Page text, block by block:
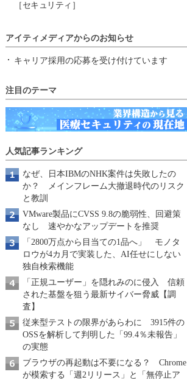
［セキュリティ］
アイティメディアからのお知らせ
キャリア採用の応募を受け付けています
注目のテーマ
人気記事ランキング
なぜ、日本IBMのNHK案件は失敗したの
か？ メインフレーム大撤退時代のリスク
と教訓
VMware製品にCVSS 9.8の脆弱性、回避策
なし 速やかなアップデートを推奨
「2800万点から目当ての1品へ」 モノタ
ロウが4カ月で実装した、AI任せにしない
独自検索機能
「正規ユーザー」を隠れみのに侵入 信頼
された基盤を狙う最新サイバー脅威【調
査】
従来型テストの限界があらわに 3915件の
OSSを解析して判明した「99.4％未報告」
の実態
ブラウザの再起動は不要になる？ Chrome
が模索する「週2リリース」と「無停止ア